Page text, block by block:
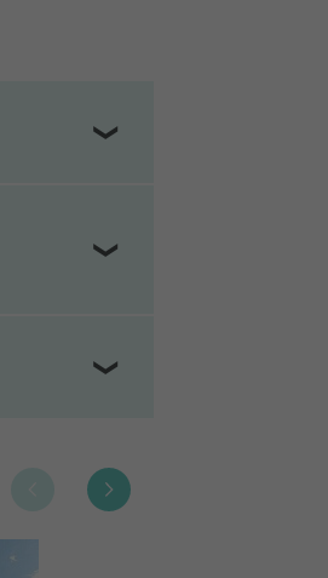
❯
❯
❯